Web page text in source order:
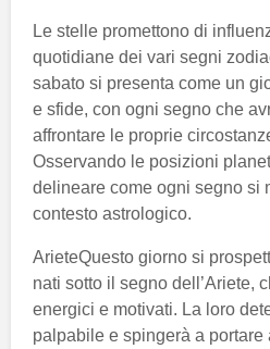
Le stelle promettono di
quotidiane dei vari segni
sabato si presenta come un
e sfide, con ogni segno che
affrontare le proprie
Osservando le posizioni
delineare come ogni segno si
contesto astrologico.
ArieteQuesto giorno si
nati sotto il segno dell’Ariete,
energici e motivati. La loro
palpabile e spingerà a portare